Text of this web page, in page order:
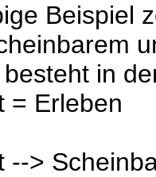
Beispiel
in
= Erleben
-->